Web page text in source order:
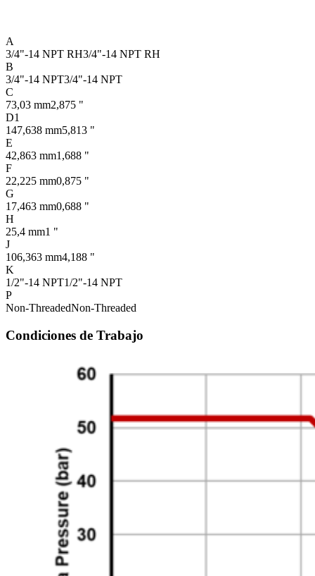
A
3/4"-14 NPT RH3/4"-14 NPT RH
B
3/4"-14 NPT3/4"-14 NPT
C
73,03 mm2,875 "
D1
147,638 mm5,813 "
E
42,863 mm1,688 "
F
22,225 mm0,875 "
G
17,463 mm0,688 "
H
25,4 mm1 "
J
106,363 mm4,188 "
K
1/2"-14 NPT1/2"-14 NPT
P
Non-ThreadedNon-Threaded
Condiciones de Trabajo